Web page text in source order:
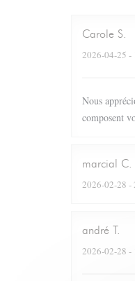
Carole S
2026-04-25 -
Nous
composent
marcial C
2026-02-28 -
andré T
2026-02-28 -